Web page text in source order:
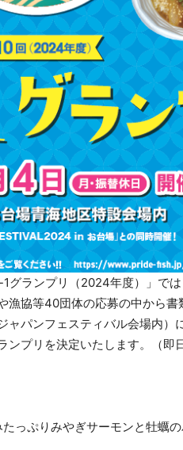
グランプリ（2024年度）」では
漁協等40団体の応募の中から
ャパンフェスティバル会場内）
プリを決定いたします。（即
っぷりみやぎサーモンと牡蠣の